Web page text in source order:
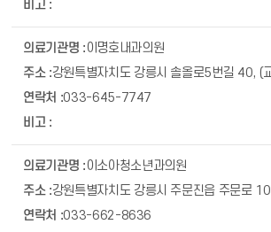
이명호내과의원
강원특별자치도 강릉시 솔올로5번길 40, (
033-645-7747
이소아청소년과의원
강원특별자치도 강릉시 주문진읍 주문로
033-662-8636